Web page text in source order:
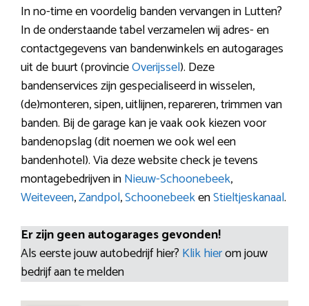
In no-time en voordelig banden vervangen in Lutten?
In de onderstaande tabel verzamelen wij adres- en
contactgegevens van bandenwinkels en autogarages
uit de buurt (provincieOverijssel). Deze
bandenservices zijn gespecialiseerd in wisselen,
(de)monteren, sipen, uitlijnen, repareren, trimmen van
banden. Bij de garage kan je vaak ook kiezen voor
bandenopslag (dit noemen we ook wel een
bandenhotel). Via deze website check je tevens
montagebedrijven inNieuw-Schoonebeek,
Weiteveen,Zandpol,SchoonebeekenStieltjeskanaal.
Er zijn geen autogarages gevonden!
Als eerste jouw autobedrijf hier? Klik hierom jouw
bedrijf aan te melden